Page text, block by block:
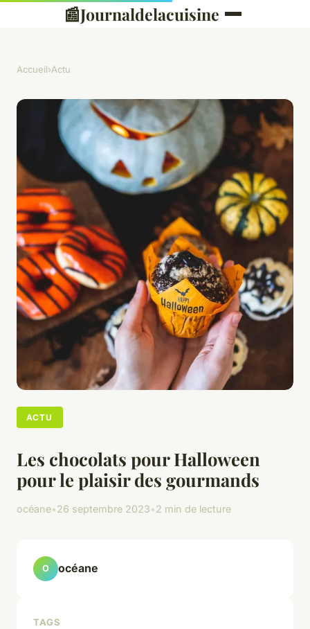
📰Journaldelacuisine
Accueil›Actu
ACTU
Les chocolats pour Halloween
pour le plaisir des gourmands
océane•26 septembre 2023•2 min de lecture
O océane
TAGS